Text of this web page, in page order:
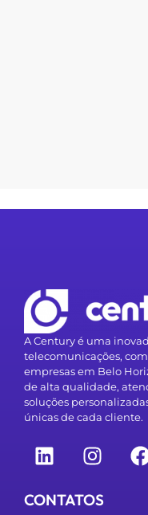
soluções
únicas de cada cliente.
CONTATOS
+55 (31) 3514 7800
+55 (31) 99229-
CEP 32.341-590